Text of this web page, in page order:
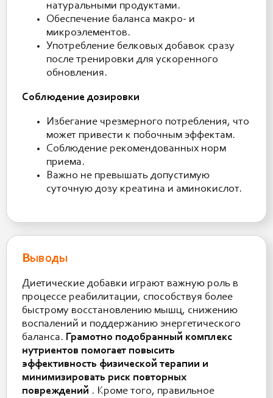
натуральными продуктами.
Обеспечение баланса макро- и
микроэлементов.
Употребление белковых добавок сразу
после тренировки для ускоренного
обновления.
Соблюдение дозировки
Избегание чрезмерного потребления, что
может привести к побочным эффектам.
Соблюдение рекомендованных норм
приема.
Важно не превышать допустимую
суточную дозу креатина и аминокислот.
Выводы
Диетические добавки играют важную роль в
процессе реабилитации, способствуя более
быстрому восстановлению мышц, снижению
воспалений и поддержанию энергетического
баланса. Грамотно подобранный комплекс
нутриентов помогает повысить
эффективность физической терапии и
минимизировать риск повторных
повреждений . Кроме того, правильное